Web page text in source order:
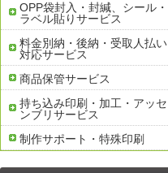
OPP袋封入・封緘、シール・
ラベル貼りサービス
料金別納・後納・受取人払い
対応サービス
商品保管サービス
持ち込み印刷・加工・アッセ
ンブリサービス
制作サポート・特殊印刷